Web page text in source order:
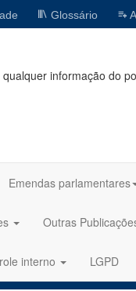
Glossário
qualquer informação do
Emendas parlamentares
Outras
interno LGPD